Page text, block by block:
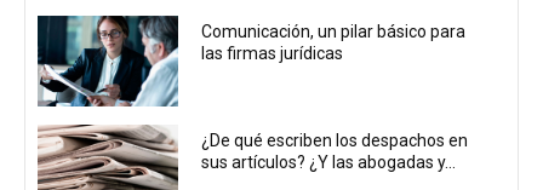
Comunicación, un pilar básico para
las firmas jurídicas
¿De qué escriben los despachos en
sus artículos? ¿Y las abogadas y...